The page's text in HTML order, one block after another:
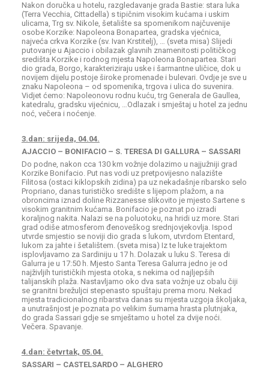
Nakon doručka u hotelu, razgledavanje grada Bastie: stara luka
(Terra Vecchia, Cittadella) s tipičnim visokim kućama i uskim
ulicama, Trg sv. Nikole, šetalište sa spomenikom najčuvenije
osobe Korzike: Napoleona Bonapartea, gradska vjećnica,
najveća crkva Korzike (sv. Ivan Krstitelj), … (sveta misa) Slijedi
putovanje u Ajaccio i obilazak glavnih znamenitosti političkog
središta Korzike i rodnog mjesta Napoleona Bonapartea. Stari
dio grada, Borgo, karakteriziraju uske i šarmantne uličice, dok u
novijem dijelu postoje široke promenade i bulevari. Ovdje je sve u
znaku Napoleona – od spomenika, trgova i ulica do suvenira.
Vidjet ćemo: Napoleonovu rodnu kuću, trg Generala de Gaullea,
katedralu, gradsku vijećnicu, …Odlazak i smještaj u hotel za jednu
noć, večera i noćenje.
3.dan: srijeda, 04.04.
AJACCIO – BONIFACIO – S. TERESA DI GALLURA – SASSARI
Do podne, nakon cca 130 km vožnje dolazimo u najjužniji grad
Korzike Bonifacio. Put nas vodi uz pretpovijesno nalazište
Filitosa (ostaci kiklopskih zidina) pa uz nekadašnje ribarsko selo
Propriano, danas turističko središte s lijepom plažom, a na
obroncima iznad doline Rizzanesse slikovito je mjesto Sartene s
visokim granitnim kućama. Bonifacio je poznat po izradi
koraljnog nakita. Nalazi se na poluotoku, na hridi uz more. Stari
grad odiše atmosferom đenoveškog srednjovjekovlja. Ispod
utvrde smjestio se noviji dio grada s lukom, utvrdom Etentard,
lukom za jahte i šetalištem. (sveta misa) Iz te luke trajektom
isplovljavamo za Sardiniju u 17 h. Dolazak u luku S. Teresa di
Galurra je u 17:50 h. Mjesto Santa Teresa Galurra jedno je od
najživljih turističkih mjesta otoka, s nekima od najljepših
talijanskih plaža. Nastavljamo oko dva sata vožnje uz obalu čiji
se granitni brežuljci stepenasto spuštaju prema moru. Nekad
mjesta tradicionalnog ribarstva danas su mjesta uzgoja školjaka,
a unutrašnjost je poznata po velikim šumama hrasta plutnjaka,
do grada Sassari gdje se smještamo u hotel za dvije noći.
Večera. Spavanje.
4.dan: četvrtak, 05.04.
SASSARI – CASTELSARDO – ALGHERO